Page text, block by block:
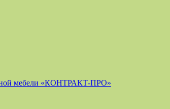
мебели «КОНТРАКТ-ПРО»